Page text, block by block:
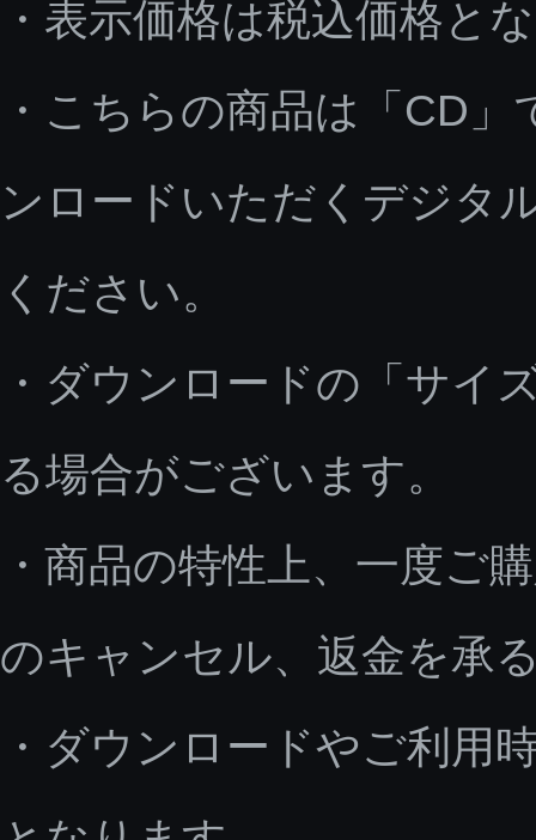
・表示価格は税込価格と
・こちらの商品は「CD
ンロードいただくデジタ
ください。
・ダウンロードの「サイ
る場合がございます。
・商品の特性上、一度ご
のキャンセル、返金を承
・ダウンロードやご利用